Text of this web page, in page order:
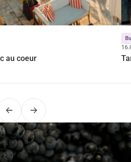
au coeur
PrécédentSuivant